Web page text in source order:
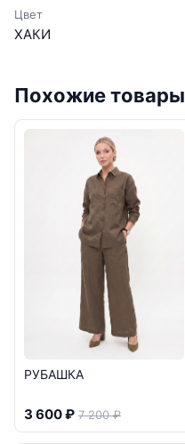
Цвет
ХАКИ
Похожие товары
РУБАШКА
3 600 ₽ 7 200 ₽